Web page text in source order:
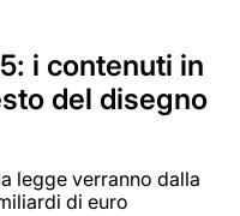
i contenuti in
del disegno
legge verranno dalla
di euro